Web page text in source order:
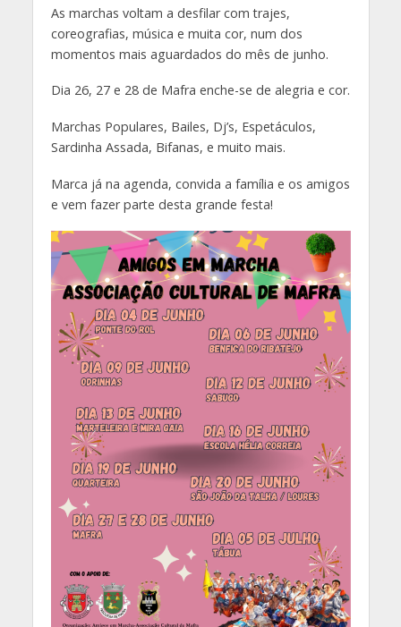
As marchas voltam a desfilar com trajes,
coreografias, música e muita cor, num dos
momentos mais aguardados do mês de junho.
Dia 26, 27 e 28 de Mafra enche-se de alegria e cor.
Marchas Populares, Bailes, Dj’s, Espetáculos,
Sardinha Assada, Bifanas, e muito mais.
Marca já na agenda, convida a família e os amigos
e vem fazer parte desta grande festa!